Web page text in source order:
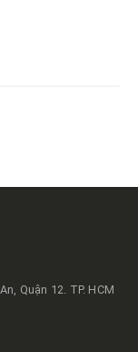
Quận 12. TP. HCM